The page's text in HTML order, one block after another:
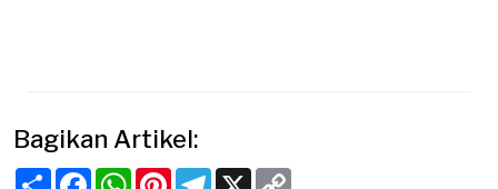
Bagikan Artikel:
ShareFacebookWhatsApp
PinterestTelegram
X